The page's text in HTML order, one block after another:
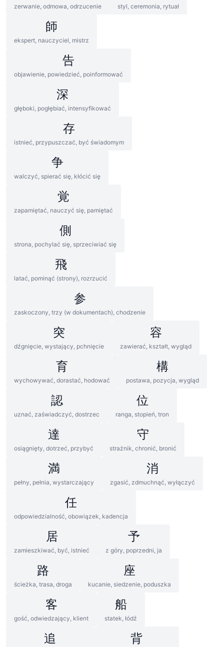
zerwanie, odmowa, odrzucenie styl, ceremonia, rytuał
師
ekspert, nauczyciel, mistrz
告
objawienie, powiedzieć, poinformować
深
głęboki, pogłębiać, intensyfikować
存
istnieć, przypuszczać, być świadomym
争
walczyć, spierać się, kłócić się
覚
zapamiętać, nauczyć się, pamiętać
側
strona, pochylać się, sprzeciwiać się
飛
latać, pominąć (strony), rozrzucić
参
zaskoczony, trzy (w dokumentach), chodzenie
突
dźgnięcie, wystający, pchnięcie
容
zawierać, kształt, wygląd
育
wychowywać, dorastać, hodować
構
postawa, pozycja, wygląd
認
uznać, zaświadczyć, dostrzec
位
ranga, stopień, tron
達
osiągnięty, dotrzeć, przybyć
守
strażnik, chronić, bronić
満
pełny, pełnia, wystarczający
消
zgasić, zdmuchnąć, wyłączyć
任
odpowiedzialność, obowiązek, kadencja
居
zamieszkiwać, być, istnieć
予
z góry, poprzedni, ja
路
ścieżka, trasa, droga
座
kucanie, siedzenie, poduszka
客
gość, odwiedzający, klient
船
statek, łódź
追 背